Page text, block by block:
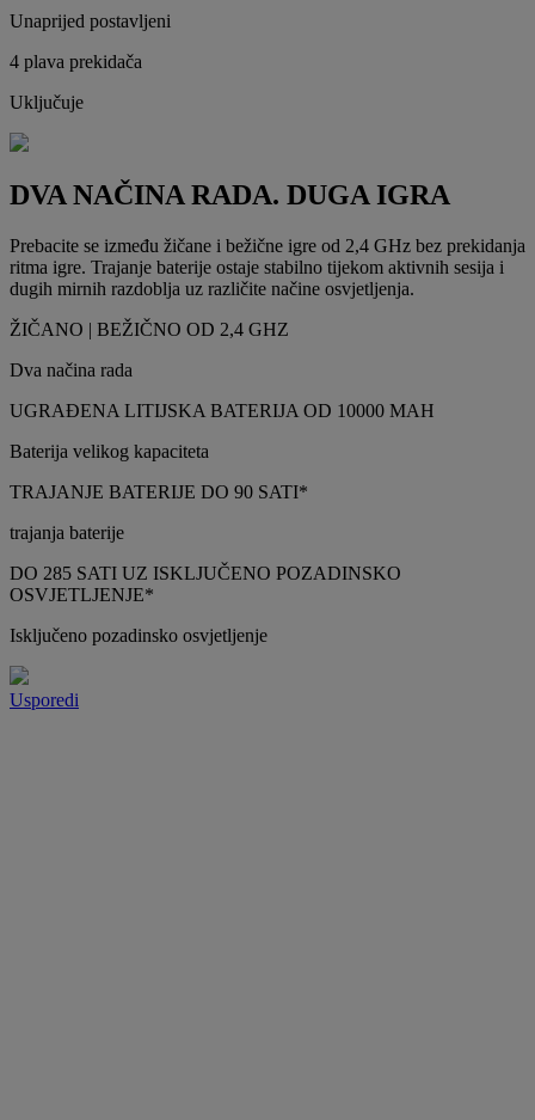
Unaprijed postavljeni
4 plava prekidača
Uključuje
DVA NAČINA RADA. DUGA IGRA
Prebacite se između žičane i bežične igre od 2,4 GHz bez prekidanja
ritma igre. Trajanje baterije ostaje stabilno tijekom aktivnih sesija i
dugih mirnih razdoblja uz različite načine osvjetljenja.
ŽIČANO | BEŽIČNO OD 2,4 GHZ
Dva načina rada
UGRAĐENA LITIJSKA BATERIJA OD 10000 MAH
Baterija velikog kapaciteta
TRAJANJE BATERIJE DO 90 SATI*
trajanja baterije
DO 285 SATI UZ ISKLJUČENO POZADINSKO
OSVJETLJENJE*
Isključeno pozadinsko osvjetljenje
Usporedi